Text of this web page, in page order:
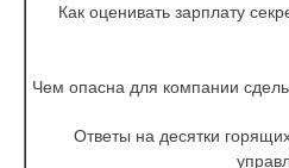
Как оценивать зарплату
Чем опасна для компании
Ответы на десятки